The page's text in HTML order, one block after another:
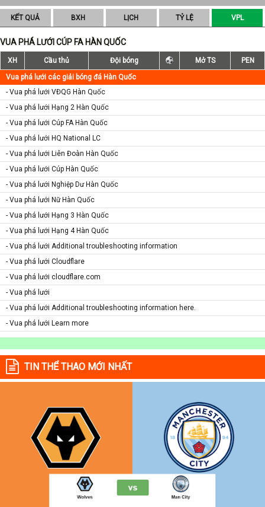
KẾT QUẢ BXH LỊCH TỶ LỆ VPL
VUA PHÁ LƯỚI CÚP FA HÀN QUỐC
XH Cầu thủ Đội bóng Mở TS
PEN
Vua phá lưới các giải bóng đá Hàn Quốc
- Vua phá lưới VĐQG Hàn Quốc
- Vua phá lưới Hạng 2 Hàn Quốc
- Vua phá lưới Cúp FA Hàn Quốc
- Vua phá lưới HQ National LC
- Vua phá lưới Liên Đoàn Hàn Quốc
- Vua phá lưới Cúp Hàn Quốc
- Vua phá lưới Nghiệp Dư Hàn Quốc
- Vua phá lưới Nữ Hàn Quốc
- Vua phá lưới Hạng 3 Hàn Quốc
- Vua phá lưới Hạng 4 Hàn Quốc
- Vua phá lưới Additional troubleshooting information
- Vua phá lưới Cloudflare
- Vua phá lưới cloudflare.com
- Vua phá lưới
- Vua phá lưới Additional troubleshooting information here.
- Vua phá lưới Learn more
TIN THỂ THAO MỚI NHẤT